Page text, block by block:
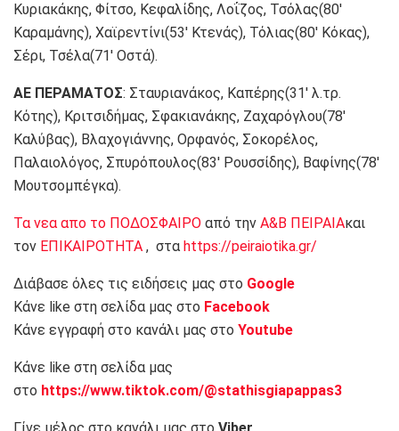
Κυριακάκης, Φίτσο, Κεφαλίδης, Λοΐζος, Τσόλας(80′
Καραμάνης), Χαϊρεντίνι(53′ Κτενάς), Τόλιας(80′ Κόκας),
Σέρι, Τσέλα(71′ Οστά).
ΑΕ ΠΕΡΑΜΑΤΟΣ: Σταυριανάκος, Καπέρης(31′ λ.τρ.
Κότης), Κριτσιδήμας, Σφακιανάκης, Ζαχαρόγλου(78′
Καλύβας), Βλαχογιάννης, Ορφανός, Σοκορέλος,
Παλαιολόγος, Σπυρόπουλος(83′ Ρουσσίδης), Βαφίνης(78′
Μουτσομπέγκα).
Τα νεα απο το ΠΟΔΟΣΦΑΙΡΟ από την Α&Β ΠΕΙΡΑΙΑκαι
τον ΕΠΙΚΑΙΡΟΤΗΤΑ , στα https://peiraiotika.gr/
Διάβασε όλες τις ειδήσεις μας στο Google
Κάνε like στη σελίδα μας στο Facebook
Κάνε εγγραφή στο κανάλι μας στο Youtube
Κάνε like στη σελίδα μας
στο https://www.tiktok.com/@stathisgiapappas3